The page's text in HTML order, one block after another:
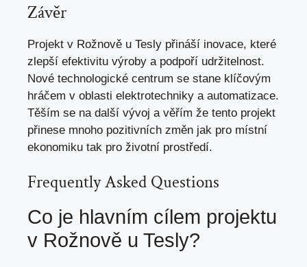
Závěr
Projekt v Rožnově u Tesly přináší inovace, které
zlepší efektivitu výroby a podpoří udržitelnost.
Nové technologické centrum se stane klíčovým
hráčem v oblasti elektrotechniky a automatizace.
Těším se na další vývoj a věřím že tento projekt
přinese mnoho pozitivních změn jak pro místní
ekonomiku tak pro životní prostředí.
Frequently Asked Questions
Co je hlavním cílem projektu
v Rožnově u Tesly?